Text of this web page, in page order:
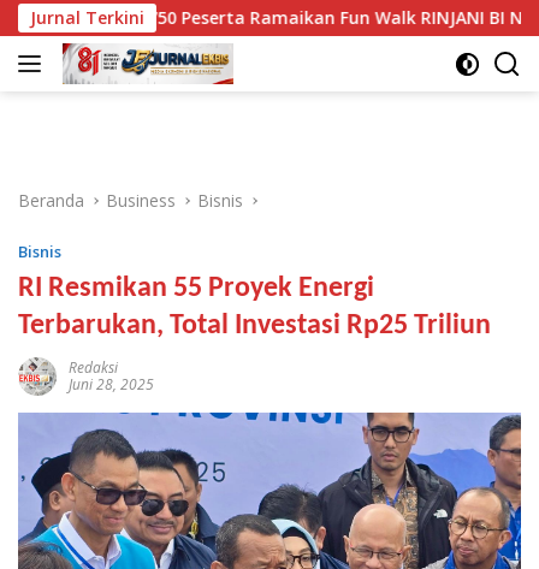
Langsung
ke
konten
Jurnal Terkini
750 Peserta Ramaikan Fun Walk RINJANI BI NTB
Beranda Business Bisnis
Bisnis
RI Resmikan 55 Proyek Energi
Terbarukan, Total Investasi Rp25 Triliun
Redaksi
Juni 28, 2025